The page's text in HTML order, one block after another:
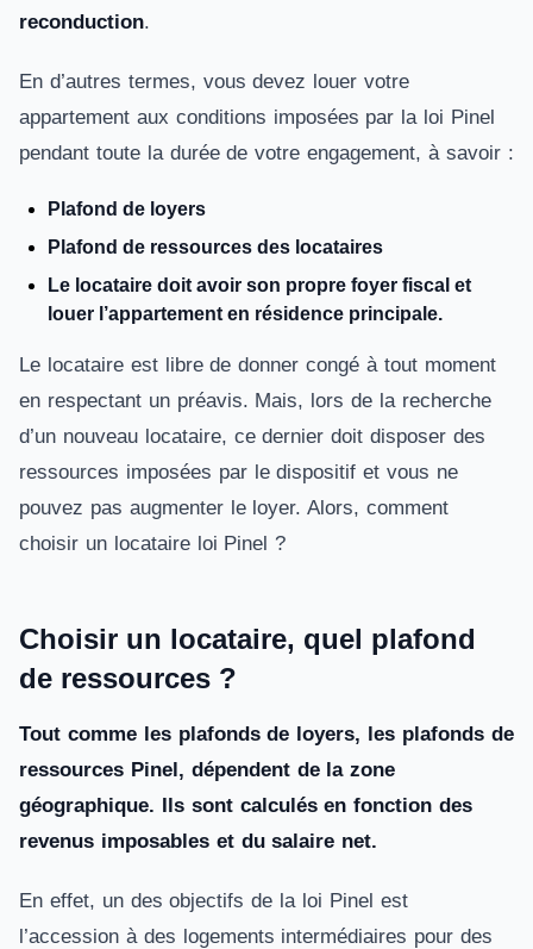
reconduction.
En d’autres termes, vous devez louer votre
appartement aux conditions imposées par la loi Pinel
pendant toute la durée de votre engagement, à savoir :
Plafond de loyers
Plafond de ressources des locataires
Le locataire doit avoir son propre foyer fiscal et
louer l’appartement en résidence principale.
Le locataire est libre de donner congé à tout moment
en respectant un préavis. Mais, lors de la recherche
d’un nouveau locataire, ce dernier doit disposer des
ressources imposées par le dispositif et vous ne
pouvez pas augmenter le loyer. Alors, comment
choisir un locataire loi Pinel ?
Choisir un locataire, quel plafond
de ressources ?
Tout comme les plafonds de loyers, les plafonds de
ressources Pinel, dépendent de la zone
géographique. Ils sont calculés en fonction des
revenus imposables et du salaire net.
En effet, un des objectifs de la loi Pinel est
l’accession à des logements intermédiaires pour des